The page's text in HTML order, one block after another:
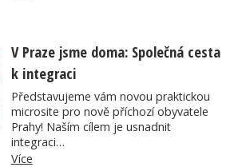
V Praze jsme doma: Společná cesta
k integraci
Představujeme vám novou praktickou
microsite pro nově příchozí obyvatele
Prahy! Naším cílem je usnadnit
integraci…
Více